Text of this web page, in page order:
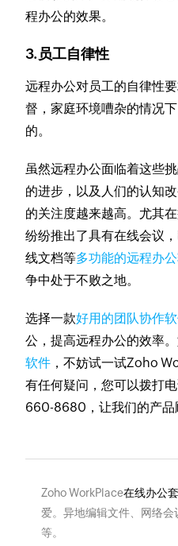
程办公的效果。
3.员工自律性
远程办公对员工的自律性
督，家庭环境嘈杂的情况
的。
虽然远程办公面临着这些
的进步，以及人们的认知
的关注度越来越高。尤其
纷纷推出了具有在线会议
线文档等多功能的远程办
争中处于不败之地。
选择一款好用的团队协作
公，提高远程办公的效率
软件 ，不妨试一试Zoho
有任何疑问，您可以拨打
660-8680，让我们的产品
Zoho WorkPlace在线办公
爱。异地编辑文件、网络会
等。